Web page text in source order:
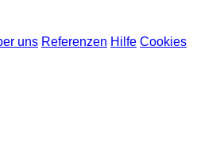
uns Referenzen Hilfe Cookies